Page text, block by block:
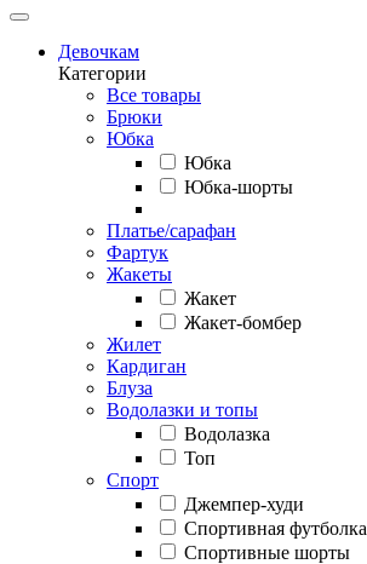
Девочкам
Категории
Все товары
Брюки
Юбка
Юбка
Юбка-шорты
Платье/сарафан
Фартук
Жакеты
Жакет
Жакет-бомбер
Жилет
Кардиган
Блуза
Водолазки и топы
Водолазка
Топ
Спорт
Джемпер-худи
Спортивная футболка
Спортивные шорты